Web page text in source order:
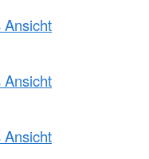
Ansicht
Ansicht
Ansicht